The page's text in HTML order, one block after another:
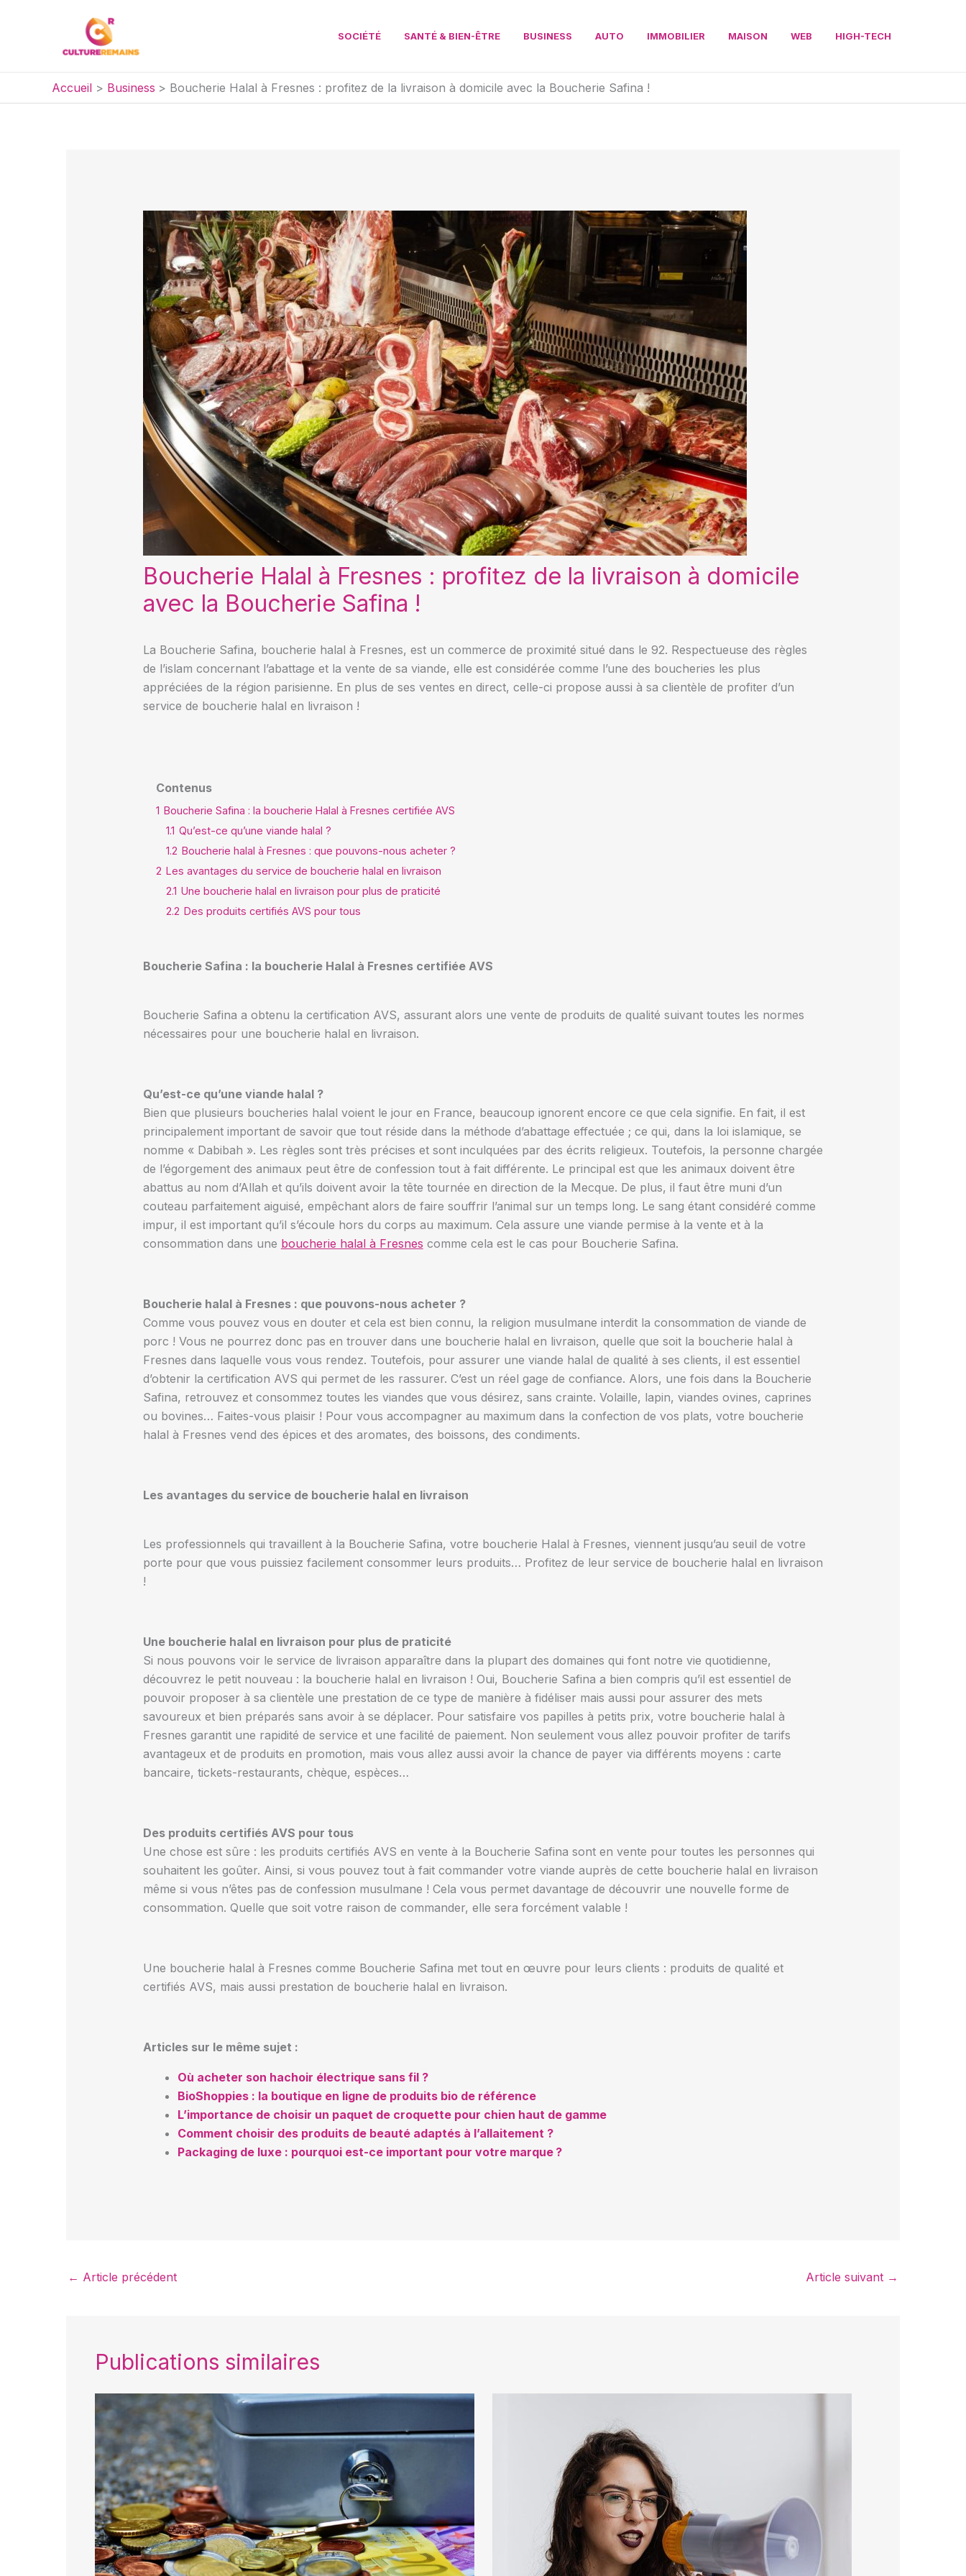
SOCIÉTÉ SANTÉ & BIEN-ÊTRE BUSINESS AUTO IMMOBILIER MAISON WEB HIGH-TECH
Accueil Business Boucherie Halal à Fresnes : profitez de la livraison à domicile avec la Boucherie Safina !
Boucherie Halal à Fresnes : profitez de la livraison à domicile
avec la Boucherie Safina !
La Boucherie Safina, boucherie halal à Fresnes, est un commerce de proximité situé dans le 92. Respectueuse des règles
de l’islam concernant l’abattage et la vente de sa viande, elle est considérée comme l’une des boucheries les plus
appréciées de la région parisienne. En plus de ses ventes en direct, celle-ci propose aussi à sa clientèle de profiter d’un
service de boucherie halal en livraison !
Contenus
1 Boucherie Safina : la boucherie Halal à Fresnes certifiée AVS
1.1 Qu’est-ce qu’une viande halal ?
1.2 Boucherie halal à Fresnes : que pouvons-nous acheter ?
2 Les avantages du service de boucherie halal en livraison
2.1 Une boucherie halal en livraison pour plus de praticité
2.2 Des produits certifiés AVS pour tous
Boucherie Safina : la boucherie Halal à Fresnes certifiée AVS
Boucherie Safina a obtenu la certification AVS, assurant alors une vente de produits de qualité suivant toutes les normes
nécessaires pour une boucherie halal en livraison.
Qu’est-ce qu’une viande halal ?
Bien que plusieurs boucheries halal voient le jour en France, beaucoup ignorent encore ce que cela signifie. En fait, il est
principalement important de savoir que tout réside dans la méthode d’abattage effectuée ; ce qui, dans la loi islamique, se
nomme « Dabibah ». Les règles sont très précises et sont inculquées par des écrits religieux. Toutefois, la personne chargée
de l’égorgement des animaux peut être de confession tout à fait différente. Le principal est que les animaux doivent être
abattus au nom d’Allah et qu’ils doivent avoir la tête tournée en direction de la Mecque. De plus, il faut être muni d’un
couteau parfaitement aiguisé, empêchant alors de faire souffrir l’animal sur un temps long. Le sang étant considéré comme
impur, il est important qu’il s’écoule hors du corps au maximum. Cela assure une viande permise à la vente et à la
consommation dans une boucherie halal à Fresnes comme cela est le cas pour Boucherie Safina.
Boucherie halal à Fresnes : que pouvons-nous acheter ?
Comme vous pouvez vous en douter et cela est bien connu, la religion musulmane interdit la consommation de viande de
porc ! Vous ne pourrez donc pas en trouver dans une boucherie halal en livraison, quelle que soit la boucherie halal à
Fresnes dans laquelle vous vous rendez. Toutefois, pour assurer une viande halal de qualité à ses clients, il est essentiel
d’obtenir la certification AVS qui permet de les rassurer. C’est un réel gage de confiance. Alors, une fois dans la Boucherie
Safina, retrouvez et consommez toutes les viandes que vous désirez, sans crainte. Volaille, lapin, viandes ovines, caprines
ou bovines… Faites-vous plaisir ! Pour vous accompagner au maximum dans la confection de vos plats, votre boucherie
halal à Fresnes vend des épices et des aromates, des boissons, des condiments.
Les avantages du service de boucherie halal en livraison
Les professionnels qui travaillent à la Boucherie Safina, votre boucherie Halal à Fresnes, viennent jusqu’au seuil de votre
porte pour que vous puissiez facilement consommer leurs produits… Profitez de leur service de boucherie halal en livraison
!
Une boucherie halal en livraison pour plus de praticité
Si nous pouvons voir le service de livraison apparaître dans la plupart des domaines qui font notre vie quotidienne,
découvrez le petit nouveau : la boucherie halal en livraison ! Oui, Boucherie Safina a bien compris qu’il est essentiel de
pouvoir proposer à sa clientèle une prestation de ce type de manière à fidéliser mais aussi pour assurer des mets
savoureux et bien préparés sans avoir à se déplacer. Pour satisfaire vos papilles à petits prix, votre boucherie halal à
Fresnes garantit une rapidité de service et une facilité de paiement. Non seulement vous allez pouvoir profiter de tarifs
avantageux et de produits en promotion, mais vous allez aussi avoir la chance de payer via différents moyens : carte
bancaire, tickets-restaurants, chèque, espèces…
Des produits certifiés AVS pour tous
Une chose est sûre : les produits certifiés AVS en vente à la Boucherie Safina sont en vente pour toutes les personnes qui
souhaitent les goûter. Ainsi, si vous pouvez tout à fait commander votre viande auprès de cette boucherie halal en livraison
même si vous n’êtes pas de confession musulmane ! Cela vous permet davantage de découvrir une nouvelle forme de
consommation. Quelle que soit votre raison de commander, elle sera forcément valable !
Une boucherie halal à Fresnes comme Boucherie Safina met tout en œuvre pour leurs clients : produits de qualité et
certifiés AVS, mais aussi prestation de boucherie halal en livraison.
Articles sur le même sujet :
Où acheter son hachoir électrique sans fil ?
BioShoppies : la boutique en ligne de produits bio de référence
L’importance de choisir un paquet de croquette pour chien haut de gamme
Comment choisir des produits de beauté adaptés à l’allaitement ?
Packaging de luxe : pourquoi est-ce important pour votre marque ?
← Article précédent Article suivant →
Publications similaires